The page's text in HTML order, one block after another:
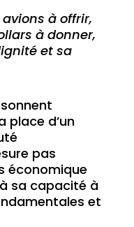
avions à offrir,
à donner,
et sa
place d’un
pas
économique
sa capacité à
et